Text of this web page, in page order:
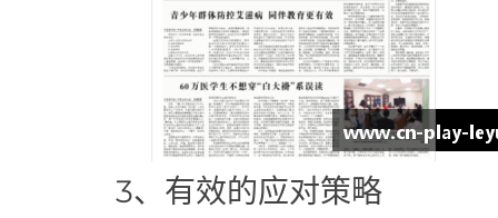
3、有效的应对策略